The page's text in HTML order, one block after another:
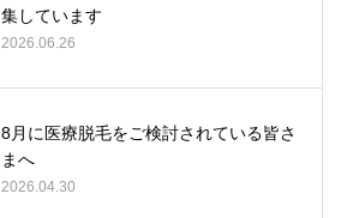
集しています
2026.06.26
8月に医療脱毛をご検討されている皆さ
まへ
2026.04.30